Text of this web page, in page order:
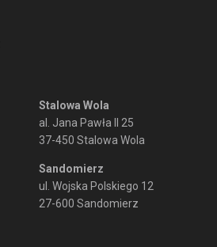
Stalowa Wola
al. Jana Pawła II 25
37-450 Stalowa Wola
Sandomierz
ul. Wojska Polskiego 12
27-600 Sandomierz